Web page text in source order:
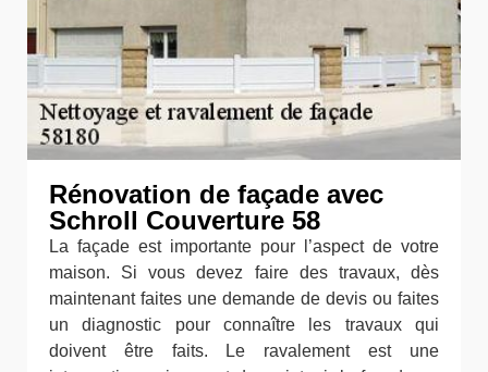
Rénovation de façade avec
Schroll Couverture 58
La façade est importante pour l’aspect de votre
maison. Si vous devez faire des travaux, dès
maintenant faites une demande de devis ou faites
un diagnostic pour connaître les travaux qui
doivent être faits. Le ravalement est une